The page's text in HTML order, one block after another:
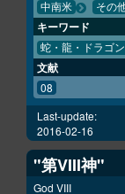
中南米 その
キーワード
蛇・龍・ドラゴン
文献
08
Last-update:
2016-02-16
"第VIII神"
God VIII